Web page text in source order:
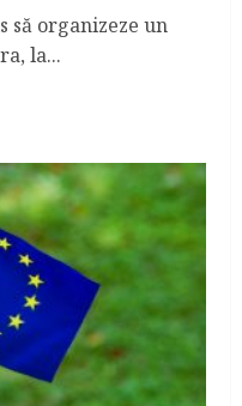
să organizeze un
la...